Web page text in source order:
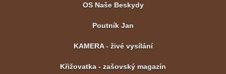
OS Naše Beskydy
Poutník Jan
KAMERA - živé vysílání
Křižovatka - zašovský magazín